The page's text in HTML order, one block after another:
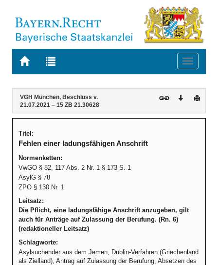
Zur
BAYERN.RECHT
Zur
letzten
Suche
Toggle
Navigation
Inhalt
VGH München, Beschluss v.
21.07.2021 – 15 ZB 21.30628
Download
Titel:
Fehlen einer ladungsfähigen Anschrift
Normenketten:
VwGO § 82, 117 Abs. 2 Nr. 1 § 173 S. 1
AsylG § 78
ZPO § 130 Nr. 1
Leitsatz:
Die Pflicht, eine ladungsfähige Anschrift anzugeben, gilt
auch für Anträge auf Zulassung der Berufung. (Rn. 6)
(redaktioneller Leitsatz)
Schlagworte:
Asylsuchender aus dem Jemen, Dublin-Verfahren (Griechenland
als Zielland), Antrag auf Zulassung der Berufung, Absetzen des